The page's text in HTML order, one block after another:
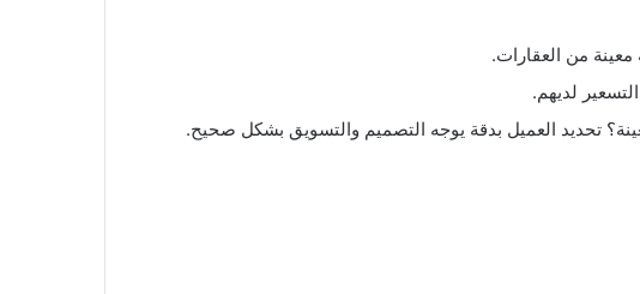
من العقارات.
لديهم.
تحديد العميل بدقة يوجه التصميم والتسويق بشكل صحيح.